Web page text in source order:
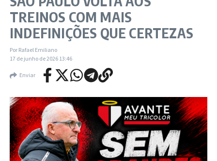
TREINOS COM MAIS
INDEFINIÇÕES QUE CERTEZAS
Por Rafael Emiliano
17 de junho de 2026 13:46
Enviar